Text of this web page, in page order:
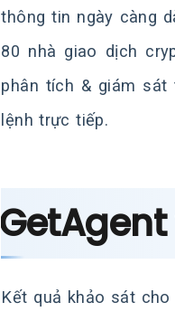
thông tin ngày càng
80 nhà giao dịch
phân tích & giám
lệnh trực tiếp.
Kết quả khảo sát